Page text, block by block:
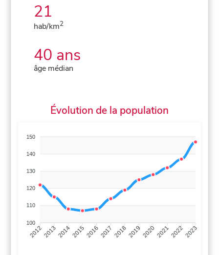
21
hab/km2
40 ans
âge médian
Évolution de la population
150
140
130
120
110
100
201220132014201520162017 20182019 2020202120222023